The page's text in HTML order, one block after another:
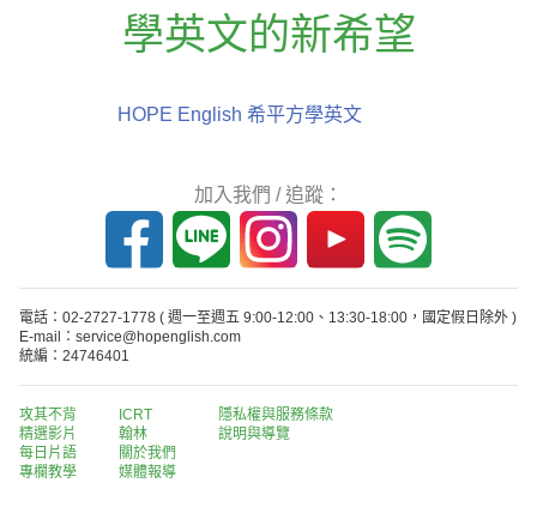
學英文的新希望
HOPE English 希平方學英文
加入我們 / 追蹤：
電話：02-2727-1778 ( 週一至週五 9:00-12:00、13:30-18:00，國定假日除外 )
E-mail：service@hopenglish.com
統編：24746401
攻其不背
精選影片
每日片語
專欄教學
ICRT
翰林
關於我們
媒體報導
隱私權與服務條款
說明與導覽